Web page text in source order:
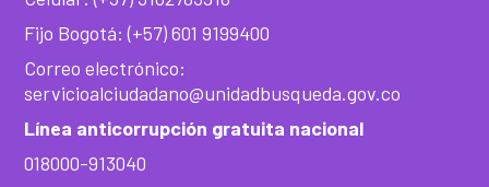
Fijo Bogotá: (+57) 601 9199400
Correo electrónico:
servicioalciudadano@unidadbusqueda.gov.co
Línea anticorrupción gratuita nacional
018000-913040